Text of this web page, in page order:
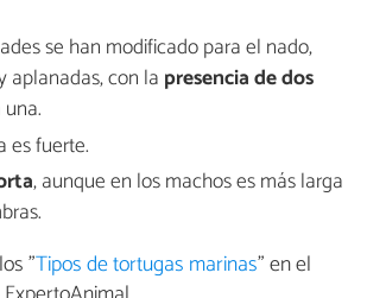
se han modificado para el nado,
aplanadas, con la presencia de dos
es fuerte.
, aunque en los machos es más larga
"Tipos de tortugas marinas" en el